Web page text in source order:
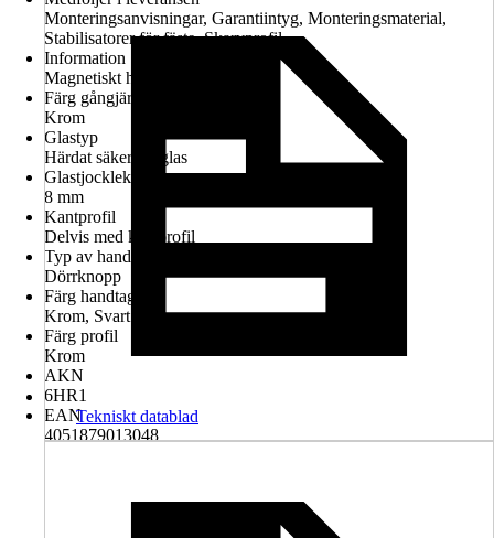
Monteringsanvisningar, Garantiintyg, Monteringsmaterial,
Stabilisatorer för fäste, Skarvprofil
Information
Magnetiskt handtag
Färg gångjärn
Krom
Glastyp
Härdat säkerhetsglas
Glastjocklek
8 mm
Kantprofil
Delvis med kantprofil
Typ av handtag
Dörrknopp
Färg handtag
Krom, Svart
Färg profil
Krom
AKN
6HR1
EAN
4051879013048
Tekniskt datablad